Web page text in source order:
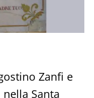
Zanfi e
Santa